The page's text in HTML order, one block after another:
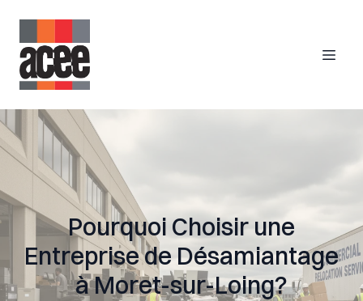
Pourquoi Choisir une
Entreprise de Désamiantage
à Moret-sur-Loing?